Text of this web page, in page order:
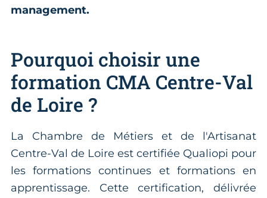
management.
Pourquoi choisir une
formation CMA Centre-Val
de Loire ?
La Chambre de Métiers et de l'Artisanat
Centre-Val de Loire est certifiée Qualiopi pour
les formations continues et formations en
apprentissage. Cette certification, délivrée